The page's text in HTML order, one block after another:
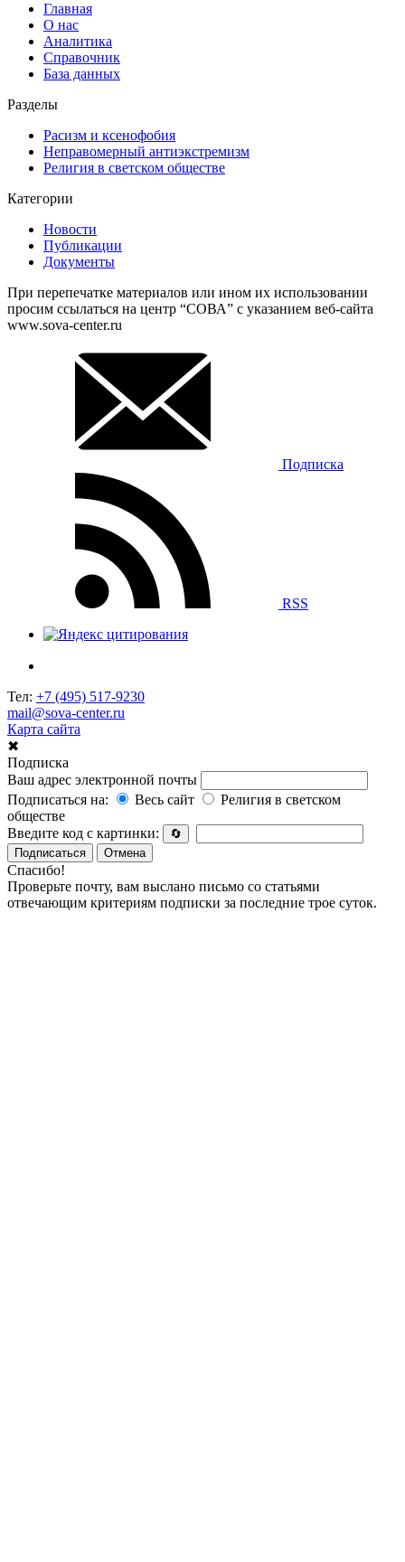
Главная
О нас
Аналитика
Справочник
База данных
Разделы
Расизм и ксенофобия
Неправомерный антиэкстремизм
Религия в светском обществе
Категории
Новости
Публикации
Документы
При перепечатке материалов или ином их использовании
просим ссылаться на центр “СОВА” с указанием веб-сайта
www.sova-center.ru
Подписка
RSS
Тел: +7 (495) 517-9230
mail@sova-center.ru
Карта сайта
✖
Подписка
Ваш адрес электронной почты
Подписаться на:
Весь сайт
Религия в светском
обществе
Введите код с картинки:
🔄
Подписаться
Отмена
Спасибо!
Проверьте почту, вам выслано письмо со статьями
отвечающим критериям подписки за последние трое суток.